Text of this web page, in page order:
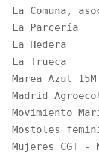
La Comuna,
La Parcería
La Hedera
La Trueca
Marea Azul 15M
Madrid
Movimiento
Mostoles
Mujeres CGT ‐